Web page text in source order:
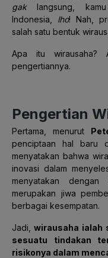
gaklangsung,
Indonesia, lho! Nah, p
salah satu bentuk
Apa itu wirausaha?
pengertiannya.
Pengertian
Pertama, menurut
penciptaan hal baru
menyatakan bahwa
inovasi dalam
menyatakan
merupakan jiwa
berbagai kesempatan.
Jadi, wirausaha ialah
sesuatu tindakan
risikonya dalam